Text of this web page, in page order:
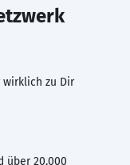
wirklich zu Dir
über 20.000